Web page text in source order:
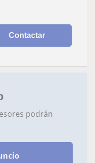
Contactar
podrán